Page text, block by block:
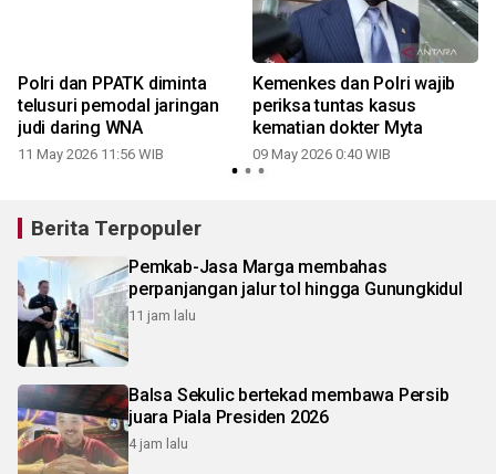
Polri dan PPATK diminta
telusuri pemodal jaringan
judi daring WNA
11 May 2026 11:56 WIB
Kemenkes dan Polri wajib
periksa tuntas kasus
kematian dokter Myta
09 May 2026 0:40 WIB
Berita Terpopuler
Pemkab-Jasa Marga membahas
perpanjangan jalur tol hingga Gunungkidul
11 jam lalu
Balsa Sekulic bertekad membawa Persib
juara Piala Presiden 2026
4 jam lalu